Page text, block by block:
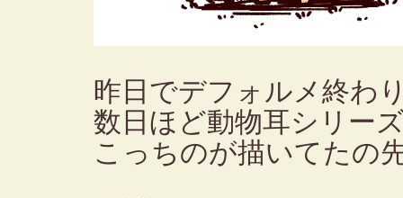
昨日でデフォルメ終わ
数日ほど動物耳シリー
こっちのが描いてたの